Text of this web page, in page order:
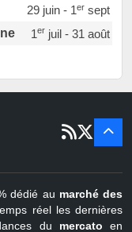
29 juin - 1ersept
1erjuil - 31 août
22 juin - 2 sept
juil - 31
dédié au marché des
réel les dernières
du mercato en